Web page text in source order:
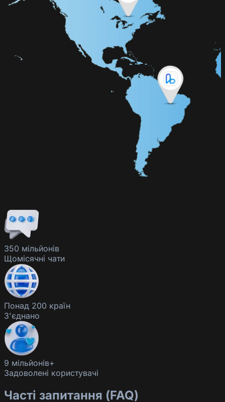
350 мільйонів
Щомісячні чати
Понад 200 країн
З'єднано
9 мільйонів+
Задоволені користувачі
Часті запитання (FAQ)